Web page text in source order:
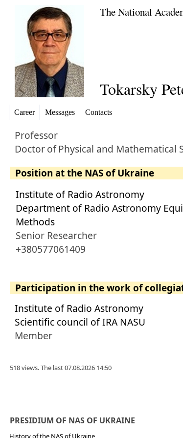
The National
Tokarsky
Career Messages Contacts
Professor
DoctorofPhysical and Mathematical
Position at the NAS of Ukraine
Institute of Radio Astronomy
Department of Radio Astronomy
Methods
Senior Researcher
+380577061409
Participation in the work of
Institute of Radio Astronomy
Scientific council of IRA NASU
Member
518 views. The last 07.08.2026 14:50
PRESIDIUM OF NAS OF UKRAINE
History of the NAS of Ukraine